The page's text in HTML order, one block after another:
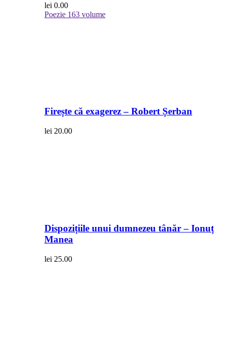
lei 0.00
Poezie 163 volume
Firește că exagerez – Robert Șerban
lei 20.00
Dispozițiile unui dumnezeu tânăr – Ionuț
Manea
lei 25.00